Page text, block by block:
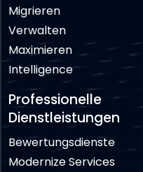
Migrieren
Verwalten
Maximieren
Intelligence
Professionelle
Dienstleistungen
Bewertungsdienste
Modernize Services